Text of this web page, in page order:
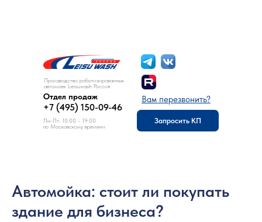
Производство роботизированных
автомоек Leisuwash Россия
+7 (495) 150-09-46
Отдел продаж
Пн-Пт: 10:00 - 19:00
по Московскому времени
Вам перезвонить?
Запросить КП
Автомойка: стоит ли покупать
здание для бизнеса?